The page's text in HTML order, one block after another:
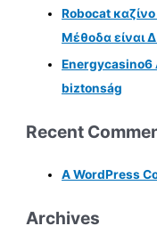
Robocat
Μέθοδα είναι
Energycasino6
biztonság
Recent
A WordPress
Archives